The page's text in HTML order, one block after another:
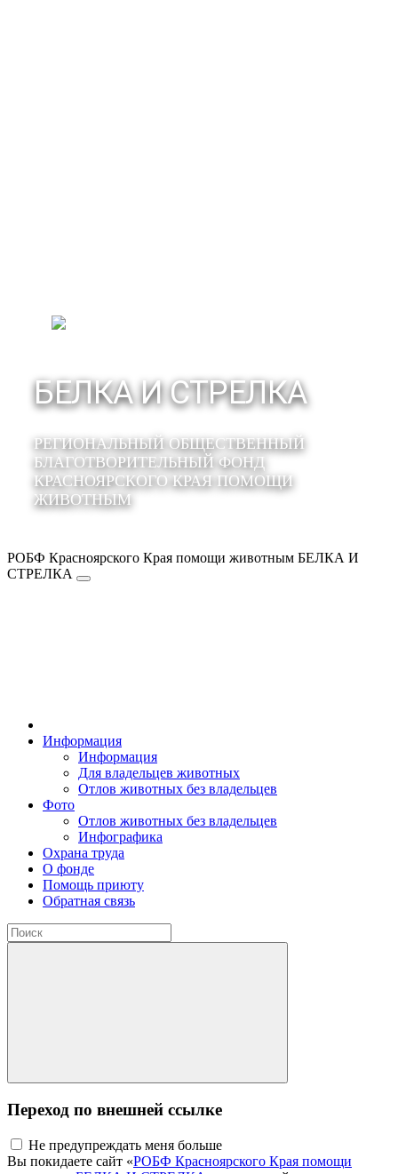
БЕЛКА И СТРЕЛКА
РЕГИОНАЛЬНЫЙ ОБЩЕСТВЕННЫЙ
БЛАГОТВОРИТЕЛЬНЫЙ ФОНД
КРАСНОЯРСКОГО КРАЯ ПОМОЩИ
ЖИВОТНЫМ
РОБФ Красноярского Края помощи животным БЕЛКА И
СТРЕЛКА
Информация
Информация
Для владельцев животных
Отлов животных без владельцев
Фото
Отлов животных без владельцев
Инфографика
Охрана труда
О фонде
Помощь приюту
Обратная связь
Переход по внешней ссылке
Не предупреждать меня больше
Вы покидаете сайт «РОБФ Красноярского Края помощи